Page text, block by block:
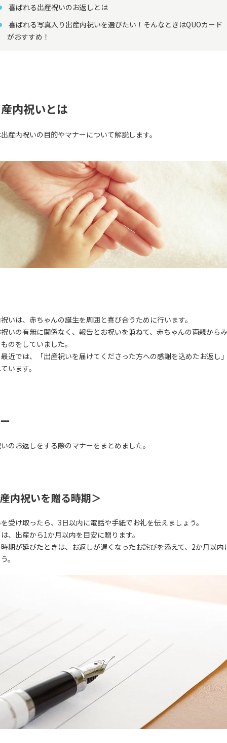
喜ばれる出産祝いのお返しとは
喜ばれる写真入り出産内祝いを選びたい！そんなときはQUOカード
がおすすめ！
内祝いとは
産内祝いの目的やマナーについて解説します。
いは、赤ちゃんの誕生を周囲と喜び合うために行います。
いの有無に関係なく、報告とお祝いを兼ねて、赤ちゃんの両親から
のをしていました。
近では、「出産祝いを届けてくださった方への感謝を込めたお返し
います。
のお返しをする際のマナーをまとめました。
内祝いを贈る時期＞
受け取ったら、3日以内に電話や手紙でお礼を伝えましょう。
、出産から1か月以内を目安に贈ります。
期が延びたときは、お返しが遅くなったお詫びを添えて、2か月以内
。